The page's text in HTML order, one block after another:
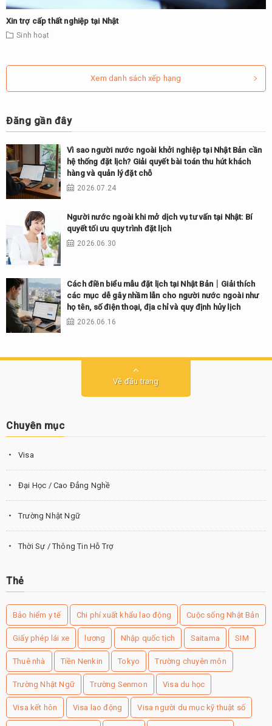
Xin trợ cấp thất nghiệp tại Nhật
Sinh hoạt
Xem danh sách xếp hạng
Đăng gần đây
Vì sao người nước ngoài khởi nghiệp tại Nhật Bản cần
hệ thống đặt lịch? Giải quyết bài toán thu hút khách
hàng và quản lý đặt chỗ
2026.07.24
Người nước ngoài khi mở dịch vụ tư vấn tại Nhật: Bí
quyết tối ưu quy trình đặt lịch
2026.06.30
Cách điền biểu mẫu đặt lịch tại Nhật Bản｜Giải thích
các mục dễ gây nhầm lẫn cho người nước ngoài như
họ tên, số điện thoại, địa chỉ và quy định hủy lịch
2026.06.16
Về đầu trang
Chuyên mục
Visa
Đại Học / Cao Đẳng Nghề
Trường Nhật Ngữ
Thời Sự / Thông Tin Hỗ Trợ
Thẻ
Bảo hiểm y tế Chi phí xuất khẩu lao động Cuộc sống Nhật Bản
Giấy phép lái xe lương Nhập quốc tịch Saitama SIM
Thuê nhà Tiền Nenkin Tokyo Trường chuyên môn
Trường Nhật Ngữ Trường Senmon Visa du học
Visa kết hôn Visa lao động Visa người du mục kỹ thuật số